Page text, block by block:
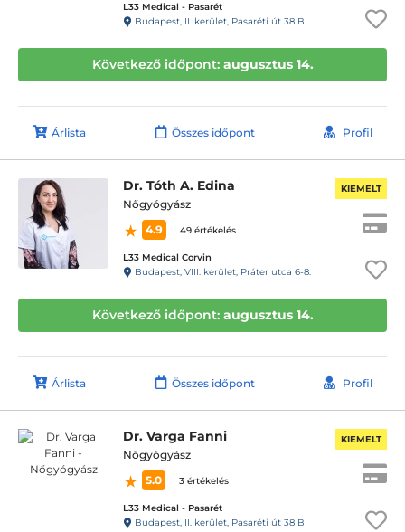
L33 Medical - Pasarét
Budapest, II. kerület, Pasaréti út 38 B
Következő időpont: augusztus 14.
Árlista Összes időpont Profil
Dr. Tóth A. Edina
Nőgyógyász
4.9
49 értékelés
L33 Medical Corvin
Budapest, VIII. kerület, Práter utca 6-8.
KIEMELT
Következő időpont: augusztus 14.
Árlista Összes időpont Profil
Dr. Varga Fanni
Nőgyógyász
5.0
3 értékelés
L33 Medical - Pasarét
Budapest, II. kerület, Pasaréti út 38 B
KIEMELT